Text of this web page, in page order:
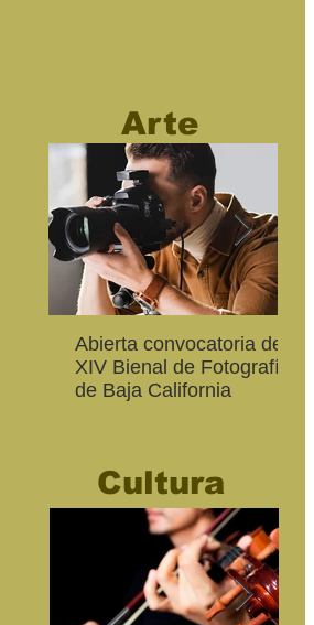
Arte
Abierta convocatoria de la
XIV Bienal de Fotografía
de Baja California
Cultura